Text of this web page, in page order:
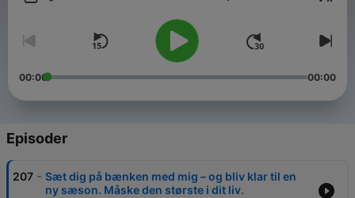
Lydstyrke
00:00 00:00
Episoder
207 - Sæt dig på bænken med mig – og bliv klar til en
ny sæson. Måske den største i dit liv.